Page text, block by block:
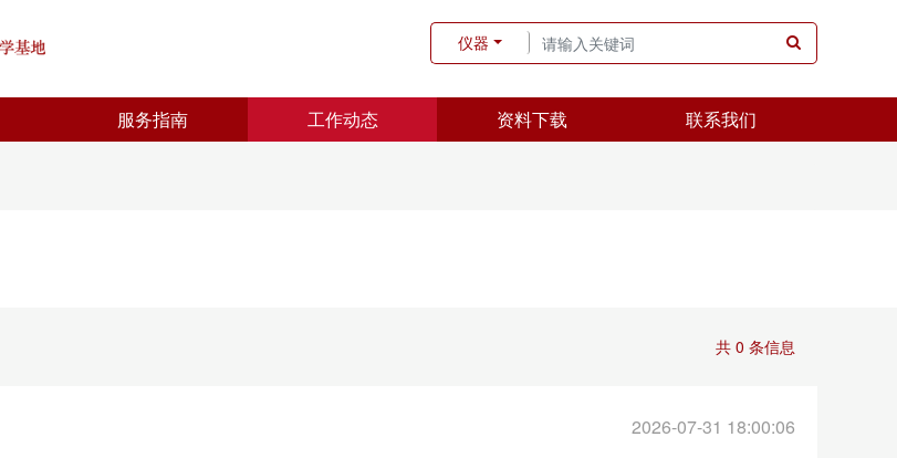
仪器
服务指南 工作动态 资料下载 联系我们
共 0 条信息
2026-07-31 18:00:06